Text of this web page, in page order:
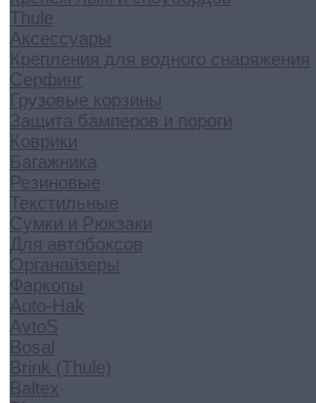
Thule
Аксессуары
Крепления для водного снаряжения
Серфинг
Грузовые корзины
Защита бамперов и пороги
Коврики
Багажника
Резиновые
Текстильные
Сумки и Рюкзаки
Для автобоксов
Органайзеры
Фаркопы
Auto-Hak
AvtoS
Bosal
Brink (Thule)
Baltex